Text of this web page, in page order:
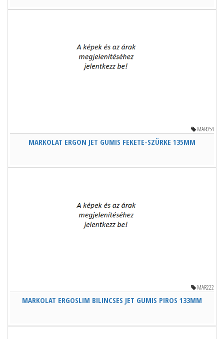
MAR054
MARKOLAT ERGON JET GUMIS FEKETE-SZÜRKE 135MM
MAR222
MARKOLAT ERGOSLIM BILINCSES JET GUMIS PIROS 133MM